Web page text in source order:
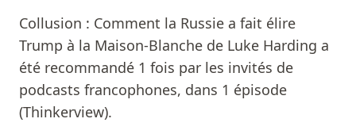
Collusion : Comment la Russie a fait élire
Trump à la Maison-Blanche de Luke Harding a
été recommandé 1 fois par les invités de
podcasts francophones, dans 1 épisode
(Thinkerview).